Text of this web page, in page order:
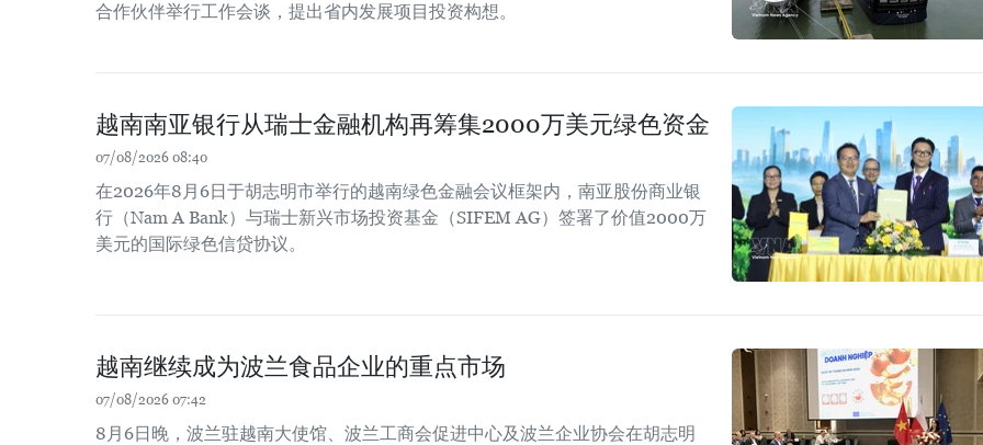
合作伙伴举行工作会谈，提出省内发展项目投资构想。
越南南亚银行从瑞士金融机构再筹集2000万美元绿色资金
07/08/2026 08:40
在2026年8月6日于胡志明市举行的越南绿色金融会议框架内，南亚股份商业银
行（Nam A Bank）与瑞士新兴市场投资基金（SIFEM AG）签署了价值2000万
美元的国际绿色信贷协议。
越南继续成为波兰食品企业的重点市场
07/08/2026 07:42
8月6日晚，波兰驻越南大使馆、波兰工商会促进中心及波兰企业协会在胡志明